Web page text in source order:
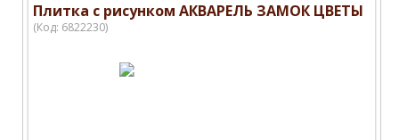
Плитка с рисунком АКВАРЕЛЬ ЗАМОК ЦВЕТЫ
(Код: 6822230)